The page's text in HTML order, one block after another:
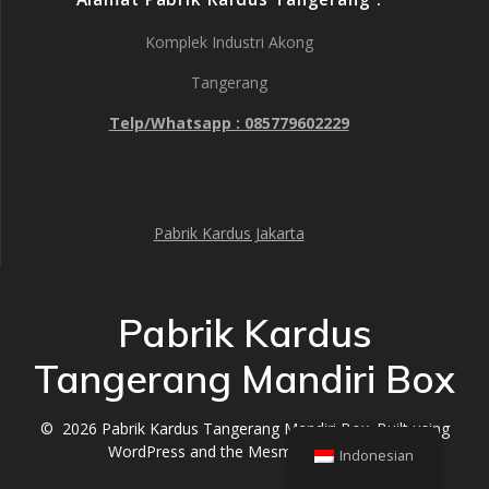
Komplek Industri Akong
Tangerang
Telp/Whatsapp : 085779602229
Pabrik Kardus Jakarta
Pabrik Kardus
Tangerang Mandiri Box
© 2026 Pabrik Kardus Tangerang Mandiri Box. Built using
WordPress and the Mesmerize Theme
Indonesian